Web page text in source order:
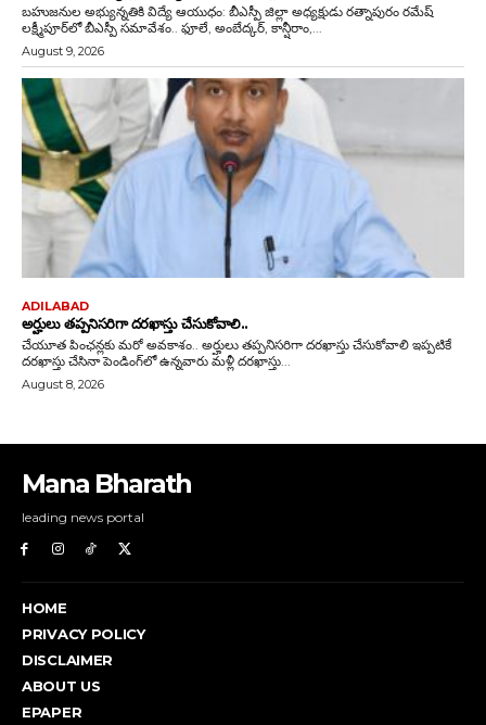
Mana Bharath
leading news portal
HOME
PRIVACY POLICY
DISCLAIMER
ABOUT US
EPAPER